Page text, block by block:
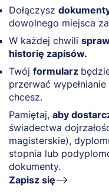
Dołączysz
dowolnego miejsca
W każdej chwili
historię zapisów.
Twój formularz
przerwać
chcesz.
Pamiętaj, aby
świadectwa
magisterskie),
stopnia lub
dokumenty.
Zapisz się